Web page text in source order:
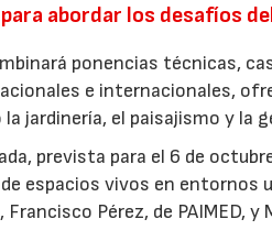
abordar los desafíos
ponencias técnicas,
e internacionales,
jardinería, el paisajismo y la
prevista para el 6 de
espacios vivos en entornos
Pérez, de PAIMED,